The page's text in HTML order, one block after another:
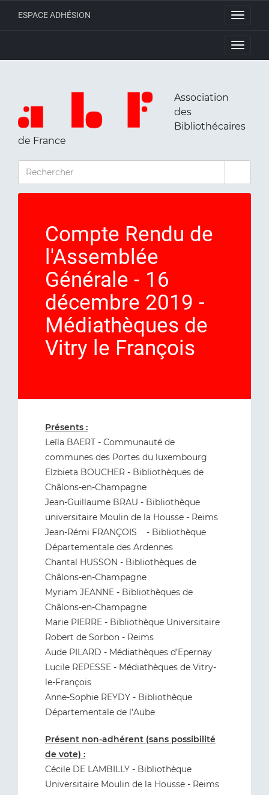
Toggle
ESPACE ADHÉSION
Toggle
Association
des
Bibliothécaires
de France
RECHERCHER
Compte Rendu de
l'Assemblée
Générale - 16
décembre 2019 -
Médiathèques de
Vitry le François
Présents :
Leïla BAERT - Communauté de
communes des Portes du luxembourg
Elzbieta BOUCHER - Bibliothèques de
Châlons-en-Champagne
Jean-Guillaume BRAU - Bibliothèque
universitaire Moulin de la Housse - Reims
Jean-Rémi FRANÇOIS - Bibliothèque
Départementale des Ardennes
Chantal HUSSON - Bibliothèques de
Châlons-en-Champagne
Myriam JEANNE - Bibliothèques de
Châlons-en-Champagne
Marie PIERRE - Bibliothèque Universitaire
Robert de Sorbon - Reims
Aude PILARD - Médiathèques d’Epernay
Lucile REPESSE - Médiathèques de Vitry-
le-François
Anne-Sophie REYDY - Bibliothèque
Départementale de l’Aube
Présent non-adhérent (sans possibilité
de vote) :
Cécile DE LAMBILLY - Bibliothèque
Universitaire Moulin de la Housse - Reims